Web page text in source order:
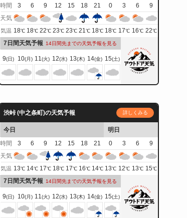
時間
3 6 9 12 15 18 21 0 3 6
9
天気
気温 18℃ 18℃ 22℃ 23℃ 23℃ 21℃ 18℃ 18℃ 17℃ 16℃ 22℃
7日間天気予報 14日間先までの天気予報を見る
9(日) 10(月) 11(火) 12(水) 13(木) 14(金) 15(土)
渋峠 (中之条町)の天気予報 詳しくみる
今日
明日
時間
3 6 9 12 15 18 21 0 3 6
9
天気
気温 13℃ 14℃ 17℃ 18℃ 17℃ 16℃ 14℃ 13℃ 12℃ 13℃ 15℃
7日間天気予報 14日間先までの天気予報を見る
9(日) 10(月) 11(火) 12(水) 13(木) 14(金) 15(土)